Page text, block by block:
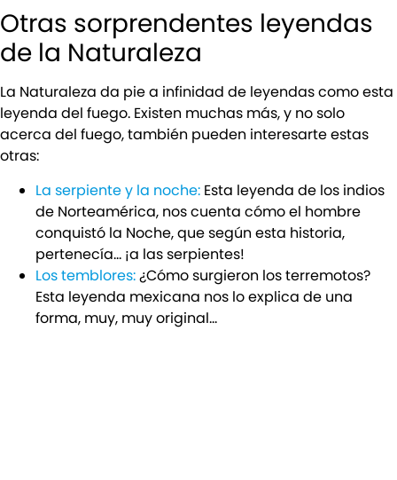
Otras sorprendentes leyendas
de la Naturaleza
La Naturaleza da pie a infinidad de leyendas como esta
leyenda del fuego. Existen muchas más, y no solo
acerca del fuego, también pueden interesarte estas
otras:
La serpiente y la noche: Esta leyenda de los indios
de Norteamérica, nos cuenta cómo el hombre
conquistó la Noche, que según esta historia,
pertenecía… ¡a las serpientes!
Los temblores:¿Cómo surgieron los terremotos?
Esta leyenda mexicana nos lo explica de una
forma, muy, muy original…